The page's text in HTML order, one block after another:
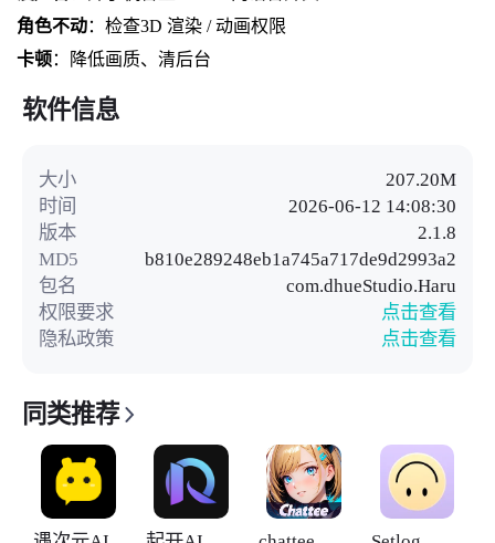
角色不动：检查3D 渲染 / 动画权限
卡顿：降低画质、清后台
软件信息
大小
207.20M
时间
2026-06-12 14:08:30
版本
2.1.8
MD5
b810e289248eb1a745a717de9d2993a2
包名
com.dhueStudio.Haru
权限要求
点击查看
隐私政策
点击查看
同类推荐